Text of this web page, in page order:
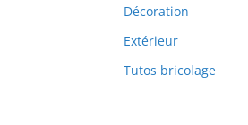
Décoration
Extérieur
Tutos bricolage